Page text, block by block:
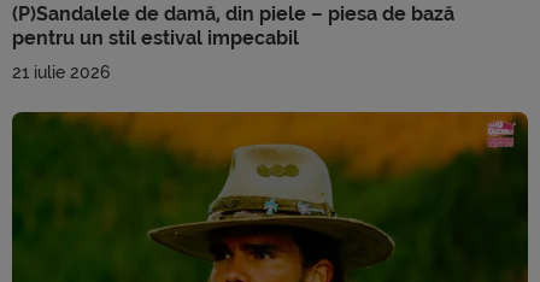
(P)Sandalele de damă, din piele – piesa de bază
pentru un stil estival impecabil
21 iulie 2026